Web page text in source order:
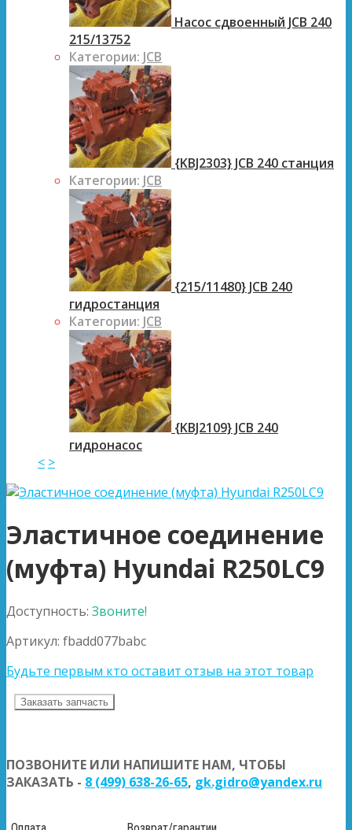
Насос сдвоенный JCB 240
215/13752
Категории: JCB
{KBJ2303} JCB 240 станция
Категории: JCB
{215/11480} JCB 240
гидростанция
Категории: JCB
{KBJ2109} JCB 240
гидронасос
< >
Эластичное соединение
(муфта) Hyundai R250LC9
Доступность: Звоните!
Артикул: fbadd077babc
Будьте первым кто оставит отзыв на этот товар
Заказать запчасть
ПОЗВОНИТЕ ИЛИ НАПИШИТЕ НАМ, ЧТОБЫ
ЗАКАЗАТЬ - 8 (499) 638-26-65, gk.gidro@yandex.ru